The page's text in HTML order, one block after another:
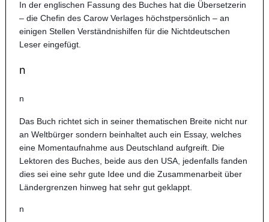
In der englischen Fassung des Buches hat die Übersetzerin
– die Chefin des Carow Verlages höchstpersönlich – an
einigen Stellen Verständnishilfen für die Nichtdeutschen
Leser eingefügt.
n
n
Das Buch richtet sich in seiner thematischen Breite nicht nur
an Weltbürger sondern beinhaltet auch ein Essay, welches
eine Momentaufnahme aus Deutschland aufgreift. Die
Lektoren des Buches, beide aus den USA, jedenfalls fanden
dies sei eine sehr gute Idee und die Zusammenarbeit über
Ländergrenzen hinweg hat sehr gut geklappt.
n